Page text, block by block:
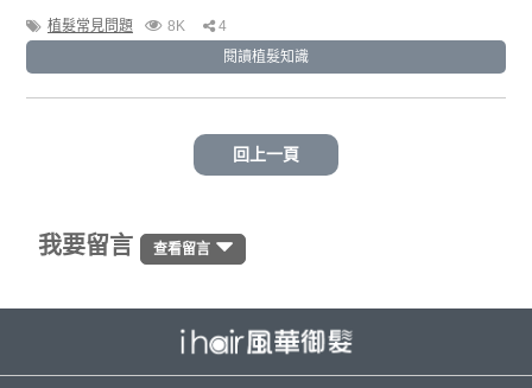
植髮常見問題 8K
4
閱讀植髮知識
回上一頁
我要留言 查看留言